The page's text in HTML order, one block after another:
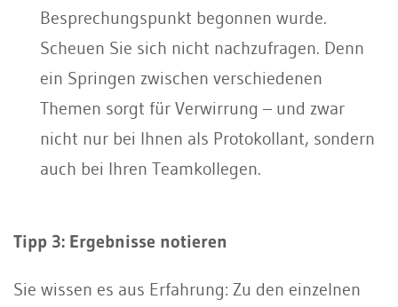
Besprechungspunkt begonnen wurde.
Scheuen Sie sich nicht nachzufragen. Denn
ein Springen zwischen verschiedenen
Themen sorgt für Verwirrung – und zwar
nicht nur bei Ihnen als Protokollant, sondern
auch bei Ihren Teamkollegen.
Tipp 3: Ergebnisse notieren
Sie wissen es aus Erfahrung: Zu den einzelnen